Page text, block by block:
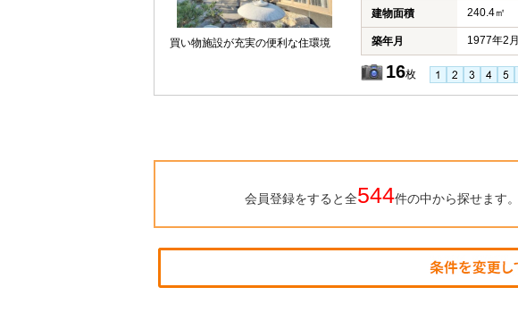
買い物施設が充実の便利な住環境
建物面積 240.4㎡
築年月 1977年2月
16枚
会員登録をすると全544件の中から探せます。